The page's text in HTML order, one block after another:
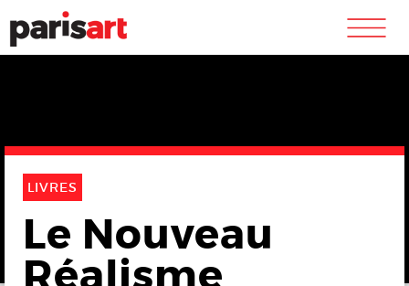
m
LIVRES
Le Nouveau